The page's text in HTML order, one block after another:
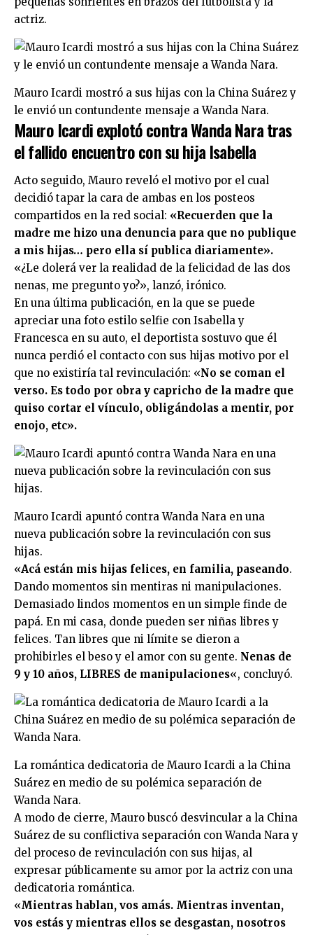
actriz.
Mauro Icardi mostró a sus hijas con la China Suárez y
le envió un contundente mensaje a Wanda Nara.
Mauro Icardi explotó contra Wanda Nara tras
el fallido encuentro con su hija Isabella
Acto seguido, Mauro reveló el motivo por el cual
decidió tapar la cara de ambas en los posteos
compartidos en la red social: «Recuerden que la
madre me hizo una denuncia para que no publique
a mis hijas… pero ella sí publica diariamente».
«¿Le dolerá ver la realidad de la felicidad de las dos
nenas, me pregunto yo?», lanzó, irónico.
En una última publicación, en la que se puede
apreciar una foto estilo selfie con Isabella y
Francesca en su auto, el deportista sostuvo que él
nunca perdió el contacto con sus hijas motivo por el
que no existiría tal revinculación: «No se coman el
verso. Es todo por obra y capricho de la madre que
quiso cortar el vínculo, obligándolas a mentir, por
enojo, etc».
Mauro Icardi apuntó contra Wanda Nara en una
nueva publicación sobre la revinculación con sus
hijas.
«Acá están mis hijas felices, en familia, paseando.
Dando momentos sin mentiras ni manipulaciones.
Demasiado lindos momentos en un simple finde de
papá. En mi casa, donde pueden ser niñas libres y
felices. Tan libres que ni límite se dieron a
prohibirles el beso y el amor con su gente. Nenas de
9 y 10 años, LIBRES de manipulaciones«, concluyó.
La romántica dedicatoria de Mauro Icardi a la China
Suárez en medio de su polémica separación de
Wanda Nara.
A modo de cierre, Mauro buscó desvincular a la China
Suárez de su conflictiva separación con Wanda Nara y
del proceso de revinculación con sus hijas, al
expresar públicamente su amor por la actriz con una
dedicatoria romántica.
«Mientras hablan, vos amás. Mientras inventan,
vos estás y mientras ellos se desgastan, nosotros